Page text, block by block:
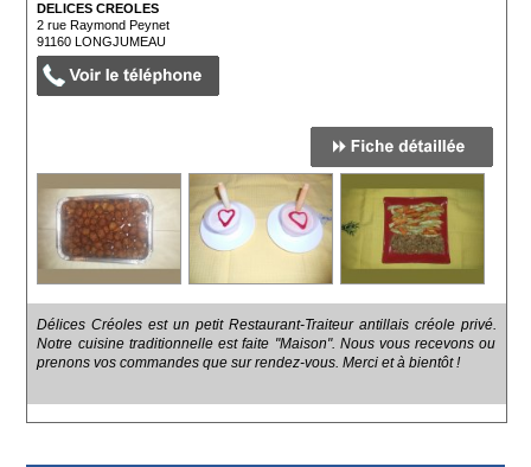
DELICES CREOLES
2 rue Raymond Peynet
91160LONGJUMEAU
Délices Créoles est un petit Restaurant-Traiteur antillais créole privé.
Notre cuisine traditionnelle est faite "Maison". Nous vous recevons ou
prenons vos commandes que sur rendez-vous. Merci et à bientôt !